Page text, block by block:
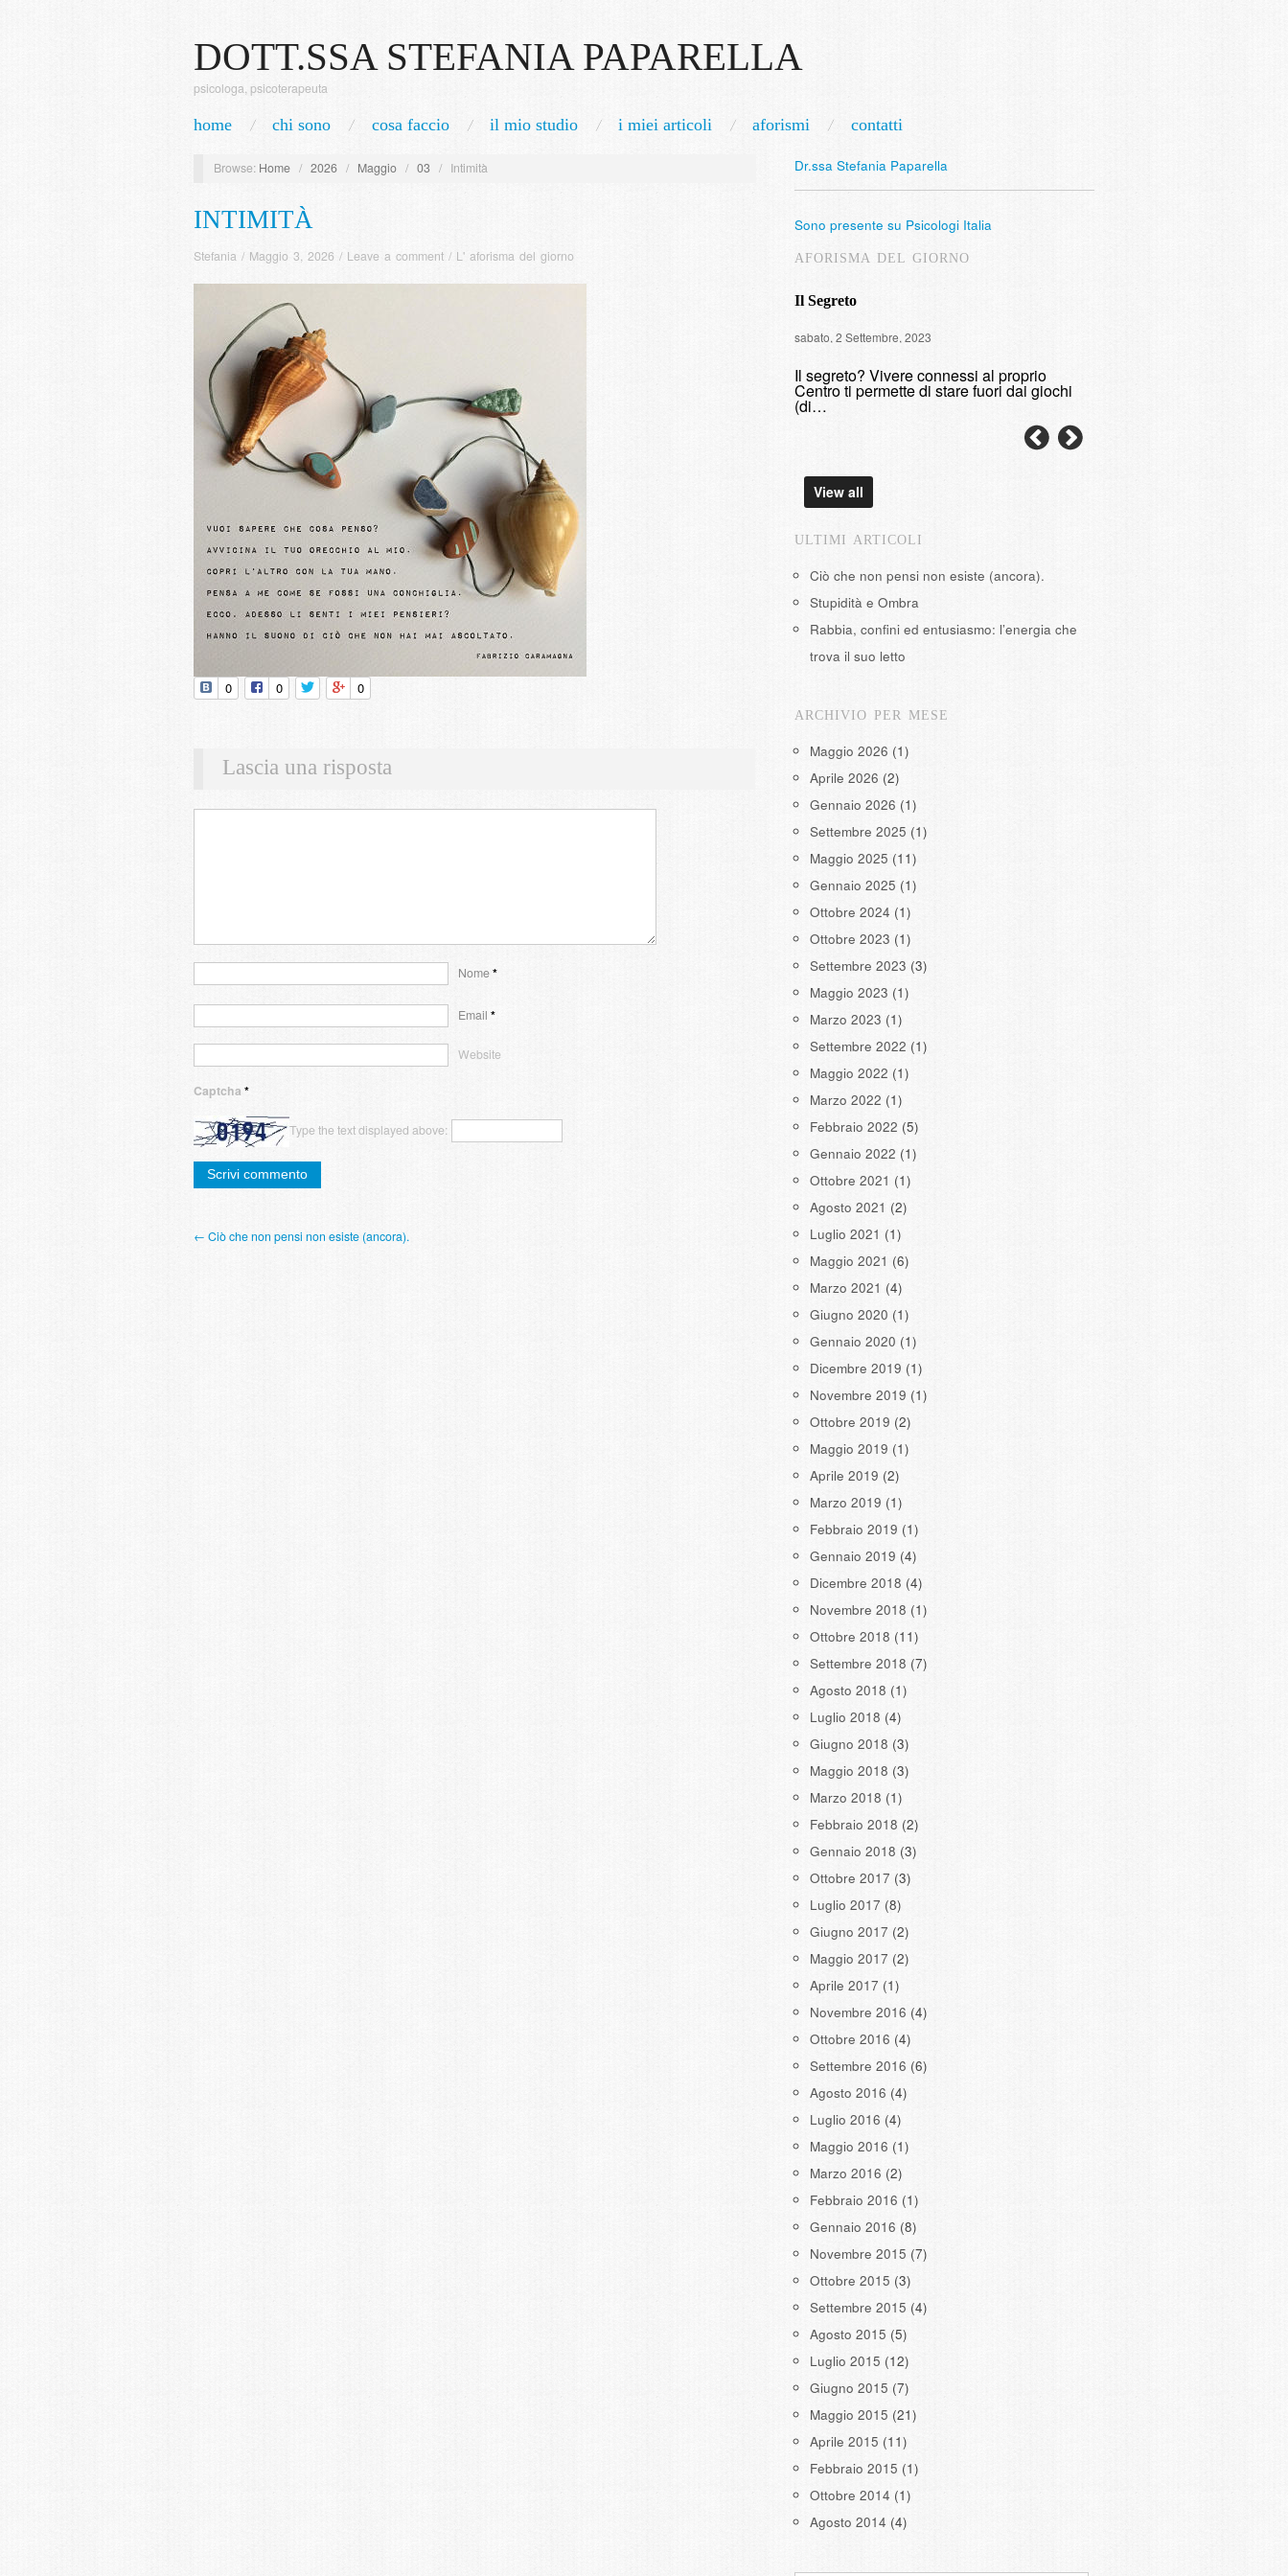
DOTT.SSA STEFANIA PAPARELLA
psicologa, psicoterapeuta
home chi sono cosa faccio il mio studio i miei articoli aforismi contatti
Browse: Home / 2026 / Maggio / 03 / Intimità
INTIMITÀ
Stefania / Maggio 3, 2026 / Leave a comment / L' aforisma del giorno
0 0 0
Lascia una risposta
Nome*
Email *
Website
Captcha *
Type the text displayed above:
← Ciò che non pensi non esiste (ancora).
Dr.ssa Stefania Paparella
Sono presente su Psicologi Italia
AFORISMA DEL GIORNO
Il Segreto
sabato, 2 Settembre, 2023
Il segreto? Vivere connessi al proprio
Centro ti permette di stare fuori dai giochi
(di…
View all
ULTIMI ARTICOLI
Ciò che non pensi non esiste (ancora).
Stupidità e Ombra
Rabbia, confini ed entusiasmo: l’energia che
trova il suo letto
ARCHIVIO PER MESE
Maggio 2026 (1)
Aprile 2026 (2)
Gennaio 2026 (1)
Settembre 2025 (1)
Maggio 2025 (11)
Gennaio 2025 (1)
Ottobre 2024 (1)
Ottobre 2023 (1)
Settembre 2023 (3)
Maggio 2023 (1)
Marzo 2023 (1)
Settembre 2022 (1)
Maggio 2022 (1)
Marzo 2022 (1)
Febbraio 2022 (5)
Gennaio 2022 (1)
Ottobre 2021 (1)
Agosto 2021 (2)
Luglio 2021 (1)
Maggio 2021 (6)
Marzo 2021 (4)
Giugno 2020 (1)
Gennaio 2020 (1)
Dicembre 2019 (1)
Novembre 2019 (1)
Ottobre 2019 (2)
Maggio 2019 (1)
Aprile 2019 (2)
Marzo 2019 (1)
Febbraio 2019 (1)
Gennaio 2019 (4)
Dicembre 2018 (4)
Novembre 2018 (1)
Ottobre 2018 (11)
Settembre 2018 (7)
Agosto 2018 (1)
Luglio 2018 (4)
Giugno 2018 (3)
Maggio 2018 (3)
Marzo 2018 (1)
Febbraio 2018 (2)
Gennaio 2018 (3)
Ottobre 2017 (3)
Luglio 2017 (8)
Giugno 2017 (2)
Maggio 2017 (2)
Aprile 2017 (1)
Novembre 2016 (4)
Ottobre 2016 (4)
Settembre 2016 (6)
Agosto 2016 (4)
Luglio 2016 (4)
Maggio 2016 (1)
Marzo 2016 (2)
Febbraio 2016 (1)
Gennaio 2016 (8)
Novembre 2015 (7)
Ottobre 2015 (3)
Settembre 2015 (4)
Agosto 2015 (5)
Luglio 2015 (12)
Giugno 2015 (7)
Maggio 2015 (21)
Aprile 2015 (11)
Febbraio 2015 (1)
Ottobre 2014 (1)
Agosto 2014 (4)